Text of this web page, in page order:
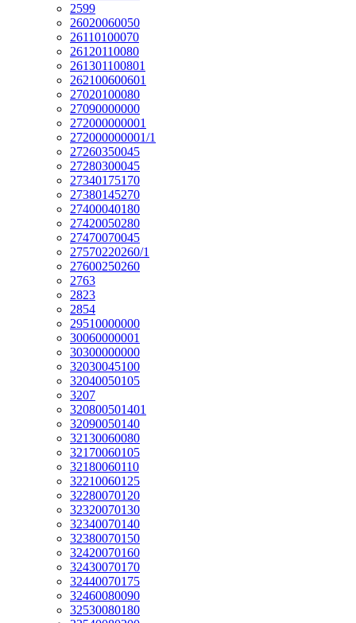
2599
26020060050
26110100070
26120110080
261301100801
262100600601
27020100080
27090000000
272000000001
272000000001/1
27260350045
27280300045
27340175170
27380145270
27400040180
27420050280
27470070045
27570220260/1
27600250260
2763
2823
2854
29510000000
30060000001
30300000000
32030045100
32040050105
3207
320800501401
32090050140
32130060080
32170060105
32180060110
32210060125
32280070120
32320070130
32340070140
32380070150
32420070160
32430070170
32440070175
32460080090
32530080180